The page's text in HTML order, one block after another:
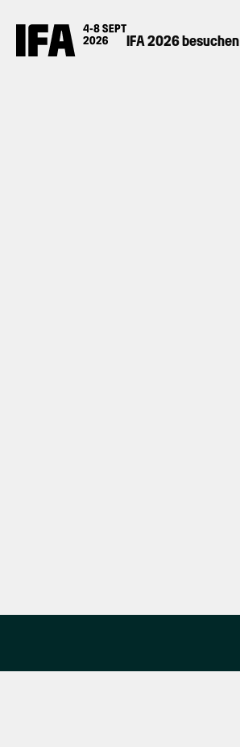
IFA 2026 besuchen